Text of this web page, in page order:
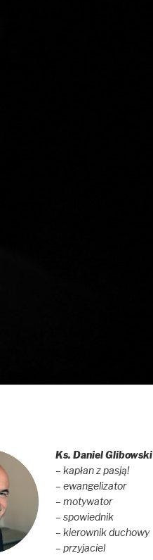
Ks. Daniel Glibowski
– kapłan z pasją!
– ewangelizator
– motywator
– spowiednik
– kierownik duchowy
– przyjaciel